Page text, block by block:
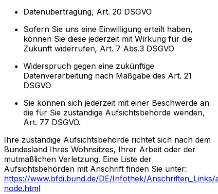
Datenübertragung, Art. 20 DSGVO
Sofern Sie uns eine Einwilligung erteilt haben,
können Sie diese jederzeit mit Wirkung für die
Zukunft widerrufen, Art. 7 Abs.3 DSGVO
Widerspruch gegen eine zukünftige
Datenverarbeitung nach Maßgabe des Art. 21
DSGVO
Sie können sich jederzeit mit einer Beschwerde an
die für Sie zuständige Aufsichtsbehörde wenden,
Art. 77 DSGVO.
Ihre zuständige Aufsichtsbehörde richtet sich nach dem
Bundesland Ihres Wohnsitzes, Ihrer Arbeit oder der
mutmaßlichen Verletzung. Eine Liste der
Aufsichtsbehörden mit Anschrift finden Sie unter:
https://www.bfdi.bund.de/DE/Infothek/Anschriften_Links/
node.html